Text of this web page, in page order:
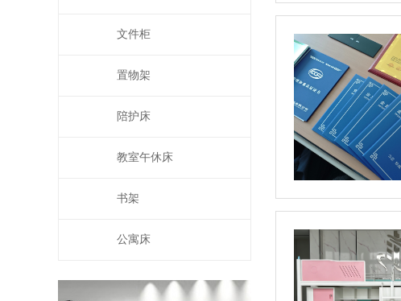
文件柜
置物架
陪护床
教室午休床
书架
公寓床